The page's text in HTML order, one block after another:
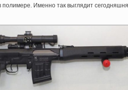
полимере. Именно так выглядит